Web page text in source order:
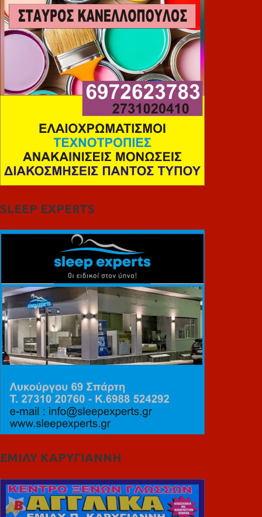
SLEEP EXPERTS
ΕΜΙΛΥ ΚΑΡΥΓΙΑΝΝΗ